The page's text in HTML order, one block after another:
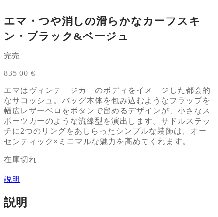
エマ・つや消しの滑らかなカーフスキ
ン・ブラック&ベージュ
完売
835.00 €
エマはヴィンテージカーのボディをイメージした都会的
なサコッシュ。バッグ本体を包み込むようなフラップを
幅広レザーベロをボタンで留めるデザインが、小さなス
ポーツカーのような流線型を演出します。サドルステッ
チに2つのリングをあしらったシンプルな装飾は、オー
センティック×ミニマルな魅力を高めてくれます。
在庫切れ
説明
説明